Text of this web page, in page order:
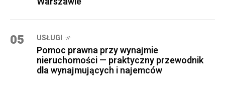
05 USŁUGI
Pomoc prawna przy wynajmie
nieruchomości — praktyczny przewodnik
dla wynajmujących i najemców